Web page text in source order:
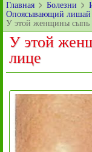
Главная Болезни
Опоясывающий
У этой женщины сыпь
У этой
лице